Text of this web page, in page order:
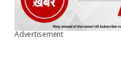
Advertisement